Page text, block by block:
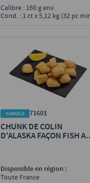
Calibre : 160 g env.
Cond. : 1 ct x 5,12 kg (32 pc
71601
CHUNK DE COLIN
D'ALASKA FAÇON FISH
Disponible en région :
Toute France